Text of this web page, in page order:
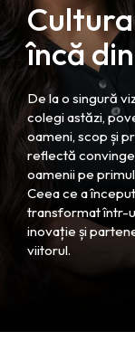
încă
De la o singură
colegi astăzi,
oameni, scop și
reflectă
oamenii pe
Ceea ce a
transformat într-
inovație și
viitorul.